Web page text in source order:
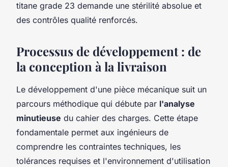
titane grade 23 demande une stérilité absolue et
des contrôles qualité renforcés.
Processus de développement : de
la conception à la livraison
Le développement d'une pièce mécanique suit un
parcours méthodique qui débute par l'analyse
minutieuse du cahier des charges. Cette étape
fondamentale permet aux ingénieurs de
comprendre les contraintes techniques, les
tolérances requises et l'environnement d'utilisation